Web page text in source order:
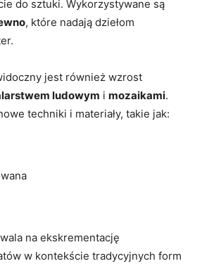
do sztuki. Wykorzystywane są
, które nadają dziełom
jest również wzrost
ludowym i mozaikami.
techniki i materiały, takie jak:
na ekskrementację
w kontekście tradycyjnych form